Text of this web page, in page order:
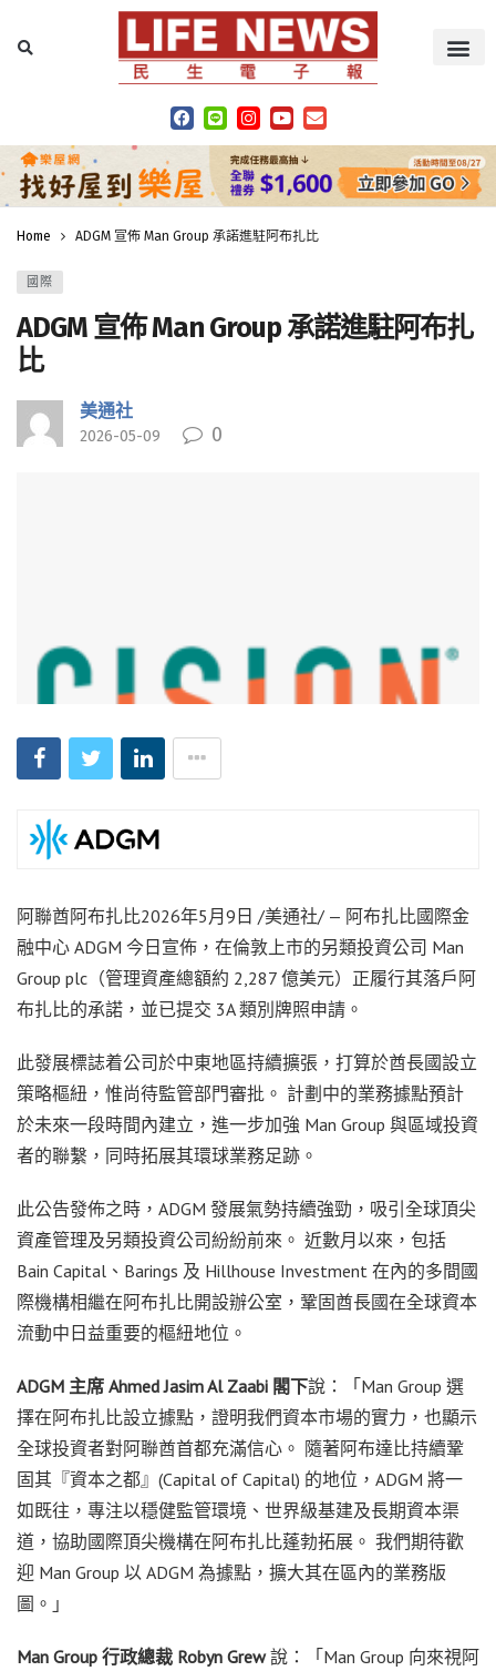
Home ADGM 宣佈 Man Group 承諾進駐阿布扎比
國際
ADGM 宣佈 Man Group 承諾進駐阿布扎
比
美通社
2026-05-09 0
阿聯酋阿布扎比2026年5月9日 /美通社/ — 阿布扎比國際金
融中心 ADGM 今日宣佈，在倫敦上市的另類投資公司 Man
Group plc（管理資產總額約 2,287 億美元）正履行其落戶阿
布扎比的承諾，並已提交 3A 類別牌照申請。
此發展標誌着公司於中東地區持續擴張，打算於酋長國設立
策略樞紐，惟尚待監管部門審批。 計劃中的業務據點預計
於未來一段時間內建立，進一步加強 Man Group 與區域投資
者的聯繫，同時拓展其環球業務足跡。
此公告發佈之時，ADGM 發展氣勢持續強勁，吸引全球頂尖
資產管理及另類投資公司紛紛前來。 近數月以來，包括
Bain Capital、Barings 及 Hillhouse Investment 在內的多間國
際機構相繼在阿布扎比開設辦公室，鞏固酋長國在全球資本
流動中日益重要的樞紐地位。
ADGM 主席 Ahmed Jasim Al Zaabi 閣下說：「Man Group 選
擇在阿布扎比設立據點，證明我們資本市場的實力，也顯示
全球投資者對阿聯酋首都充滿信心。 隨著阿布達比持續鞏
固其『資本之都』(Capital of Capital) 的地位，ADGM 將一
如既往，專注以穩健監管環境、世界級基建及長期資本渠
道，協助國際頂尖機構在阿布扎比蓬勃拓展。 我們期待歡
迎 Man Group 以 ADGM 為據點，擴大其在區內的業務版
圖。」
Man Group 行政總裁 Robyn Grew說：「Man Group 向來視阿